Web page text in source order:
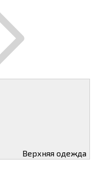
Верхняя одежда